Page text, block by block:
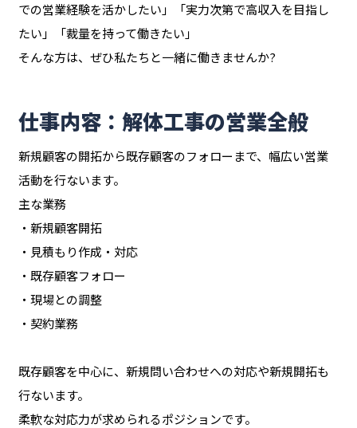
での営業経験を活かしたい」「実力次第で高収入を目指し
たい」「裁量を持って働きたい」
そんな方は、ぜひ私たちと一緒に働きませんか?
仕事内容：解体工事の営業全般
新規顧客の開拓から既存顧客のフォローまで、幅広い営業
活動を行ないます。
主な業務
・新規顧客開拓
・見積もり作成・対応
・既存顧客フォロー
・現場との調整
・契約業務
既存顧客を中心に、新規問い合わせへの対応や新規開拓も
行ないます。
柔軟な対応力が求められるポジションです。